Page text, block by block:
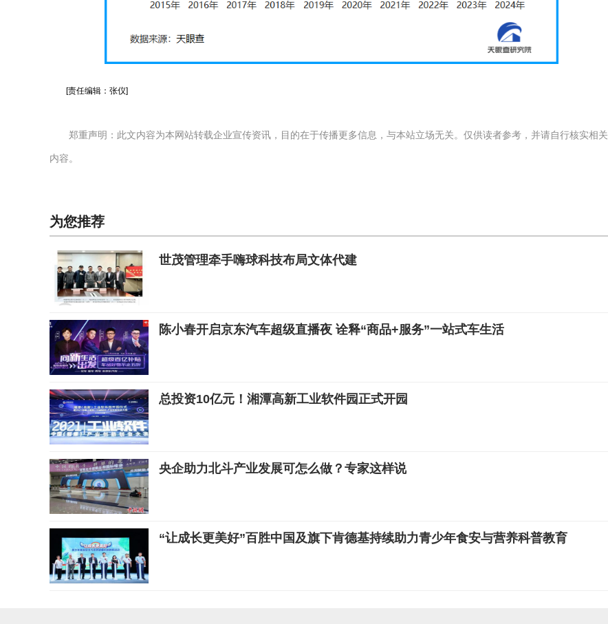
[责任编辑：张仪]
郑重声明：此文内容为本网站转载企业宣传资讯，目的在于传播更多信息，与本站立场无关。仅供读者参考，并请自行核实相关
内容。
为您推荐
世茂管理牵手嗨球科技布局文体代建
陈小春开启京东汽车超级直播夜 诠释“商品+服务”一站式车生活
总投资10亿元！湘潭高新工业软件园正式开园
央企助力北斗产业发展可怎么做？专家这样说
“让成长更美好”百胜中国及旗下肯德基持续助力青少年食安与营养科普教育